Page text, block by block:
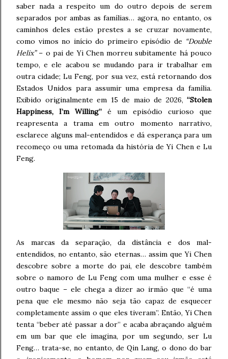
saber nada a respeito um do outro depois de serem
separados por ambas as famílias… agora, no entanto, os
caminhos deles estão prestes a se cruzar novamente,
como vimos no início do primeiro episódio de “Double
Helix”– o pai de Yi Chen morreu subitamente há pouco
tempo, e ele acabou se mudando para ir trabalhar em
outra cidade; Lu Feng, por sua vez, está retornando dos
Estados Unidos para assumir uma empresa da família.
Exibido originalmente em 15 de maio de 2026, “Stolen
Happiness, I’m Willing” é um episódio curioso que
reapresenta a trama em outro momento narrativo,
esclarece alguns mal-entendidos e dá esperança para um
recomeço ou uma retomada da história de Yi Chen e Lu
Feng.
As marcas da separação, da distância e dos mal-
entendidos, no entanto, são eternas… assim que Yi Chen
descobre sobre a morte do pai, ele descobre também
sobre o namoro de Lu Feng com uma mulher e esse é
outro baque – ele chega a dizer ao irmão que “é uma
pena que ele mesmo não seja tão capaz de esquecer
completamente assim o que eles tiveram”. Então, Yi Chen
tenta “beber até passar a dor” e acaba abraçando alguém
em um bar que ele imagina, por um segundo, ser Lu
Feng… trata-se, no entanto, de Qin Lang, o dono do bar